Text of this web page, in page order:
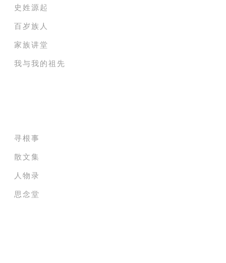
史姓源起
百岁族人
家族讲堂
我与我的祖先
寻根事
散文集
人物录
思念堂